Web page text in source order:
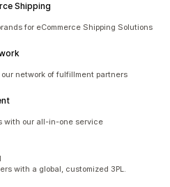
Shipping
for eCommerce Shipping Solutions
network of fulfillment partners
with our all-in-one service
with a global, customized 3PL.